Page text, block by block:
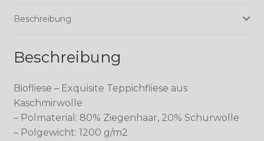
Beschreibung
Beschreibung
Biofliese – Exquisite Teppichfliese aus
Kaschmirwolle
– Polmaterial: 80% Ziegenhaar, 20% Schurwolle
– Polgewicht: 1200 g/m2